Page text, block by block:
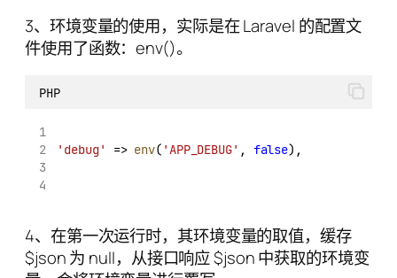
3、环境变量的使用，实际是在 Laravel 的配置文
件使用了函数：env()。
PHP
'debug' => env( 'APP_DEBUG' , false),
4、在第一次运行时，其环境变量的取值，缓存
$json 为 null，从接口响应 $json 中获取的环境变